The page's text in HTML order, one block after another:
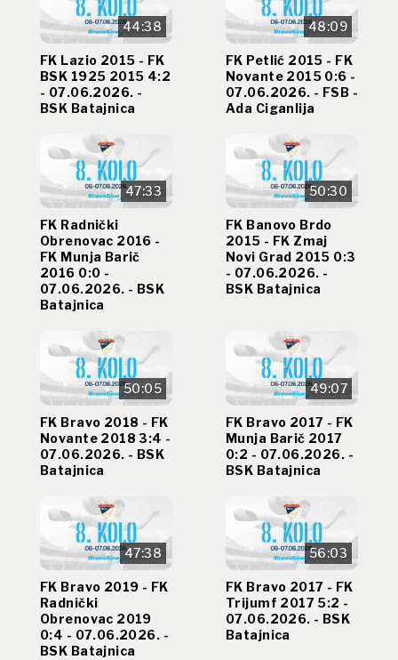
44:38
FK Lazio 2015 - FK
BSK 1925 2015 4:2
- 07.06.2026. -
BSK Batajnica
48:09
FK Petlić 2015 - FK
Novante 2015 0:6 -
07.06.2026. - FSB -
Ada Ciganlija
47:33
FK Radnički
Obrenovac 2016 -
FK Munja Barič
2016 0:0 -
07.06.2026. - BSK
Batajnica
50:30
FK Banovo Brdo
2015 - FK Zmaj
Novi Grad 2015 0:3
- 07.06.2026. -
BSK Batajnica
50:05
FK Bravo 2018 - FK
Novante 2018 3:4 -
07.06.2026. - BSK
Batajnica
49:07
FK Bravo 2017 - FK
Munja Barič 2017
0:2 - 07.06.2026. -
BSK Batajnica
47:38
FK Bravo 2019 - FK
Radnički
Obrenovac 2019
0:4 - 07.06.2026. -
BSK Batajnica
56:03
FK Bravo 2017 - FK
Trijumf 2017 5:2 -
07.06.2026. - BSK
Batajnica